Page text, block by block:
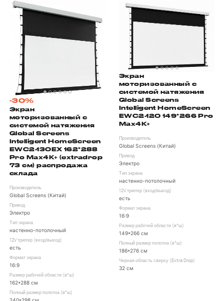
-30%
Экран
моторизованный с
системой натяжения
Global Screens
Intelligent HomeScreen
EWC2-130EX 162*288
Pro Max4K+ (extradrop
73 см) распродажа
склада
Производитель
Global Screens (Китай)
Привод
Электро
Тип экрана
настенно-потолочный
12V триггер (вход/выход)
есть
Формат экрана
16:9
Размер рабочей области (в*ш)
162*288 см
Полный размер полотна (в*ш)
Экран
моторизованный с
системой натяжения
Global Screens
Intelligent HomeScreen
EWC2-120 149*266 Pro
Max4K+
Производитель
Global Screens (Китай)
Привод
Электро
Тип экрана
настенно-потолочный
12V триггер (вход/выход)
есть
Формат экрана
16:9
Размер рабочей области (в*ш)
149*266 см
Полный размер полотна (в*ш)
186*276 см
Черная область сверху (Extra Drop)
32 см